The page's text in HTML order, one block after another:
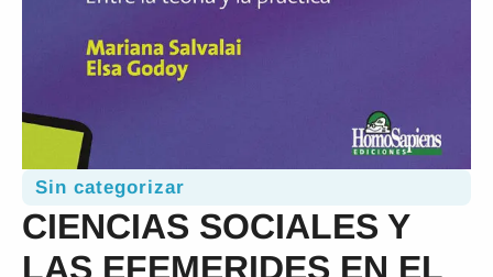
Sin categorizar
CIENCIAS SOCIALES Y
LAS EFEMERIDES EN EL